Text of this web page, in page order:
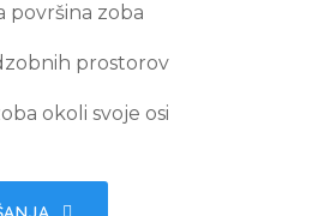
površina zoba
prostorov
okoli svoje osi